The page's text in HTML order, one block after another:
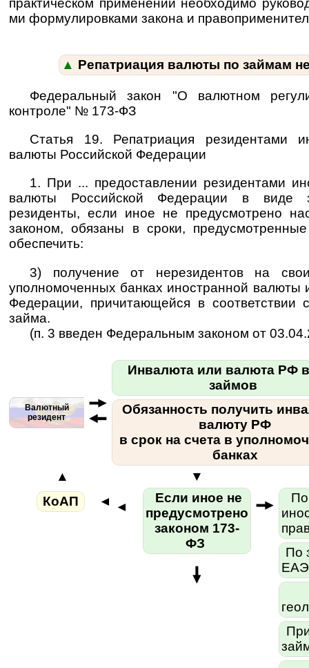
ми фор­му­ли­ров­ка­ми закона и
▲ Репатриация валюты по займам
Федеральный закон "О валютном
контроле" № 173-ФЗ
Статья 19. Репатриация резидентами
валюты Российской Федерации
1. При ... предоставлении резидентами
валюты Российской Федерации в виде
резиденты, если иное не предусмотрено
законом, обязаны в сроки,
обеспечить:
3) получение от нерезидентов на
уполномоченных банках иностранной валюты
Федерации, причитающейся в соответствии
займа.
(п. 3 введен Федеральным законом от
Валютный
резидент
Инвалюта или валюта РФ
займов
Обязанность получить
валюту РФ
в срок на счета в
банках
▲
▼
КоАП
◄ ◄
Если иное не
предусмотрено
законом 173-
ФЗ
По
По